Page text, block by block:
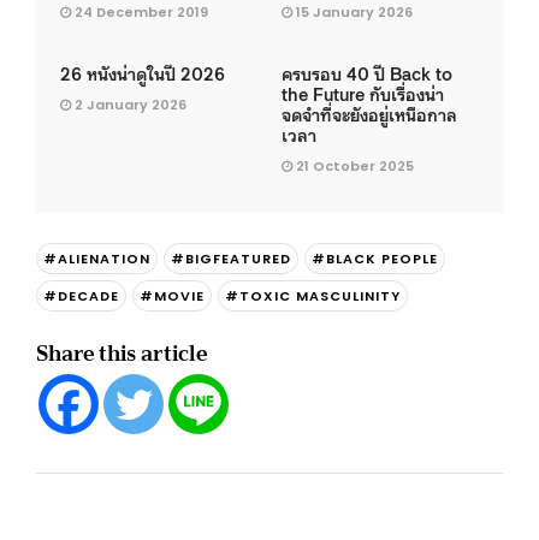
24 December 2019 15 January 2026
26 หนังน่าดูในปี 2026
2 January 2026
ครบรอบ 40 ปี Back to
the Future กับเรื่องน่า
จดจำที่จะยังอยู่เหนือกาล
เวลา
21 October 2025
#ALIENATION #BIGFEATURED
#BLACK PEOPLE
#DECADE
#MOVIE #TOXIC MASCULINITY
Share this article